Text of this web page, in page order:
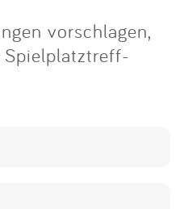
vorschlagen,
Spielplatztreff-